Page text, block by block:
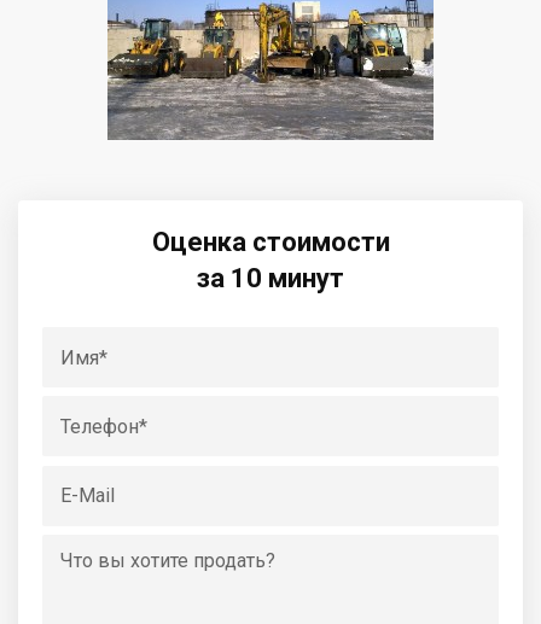
Оценка стоимости
за 10 минут